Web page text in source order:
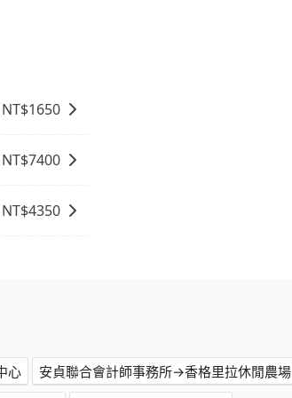
質、品質
1650
7400
4350
心
安貞聯合會計師事務所→香格里拉休閒農場